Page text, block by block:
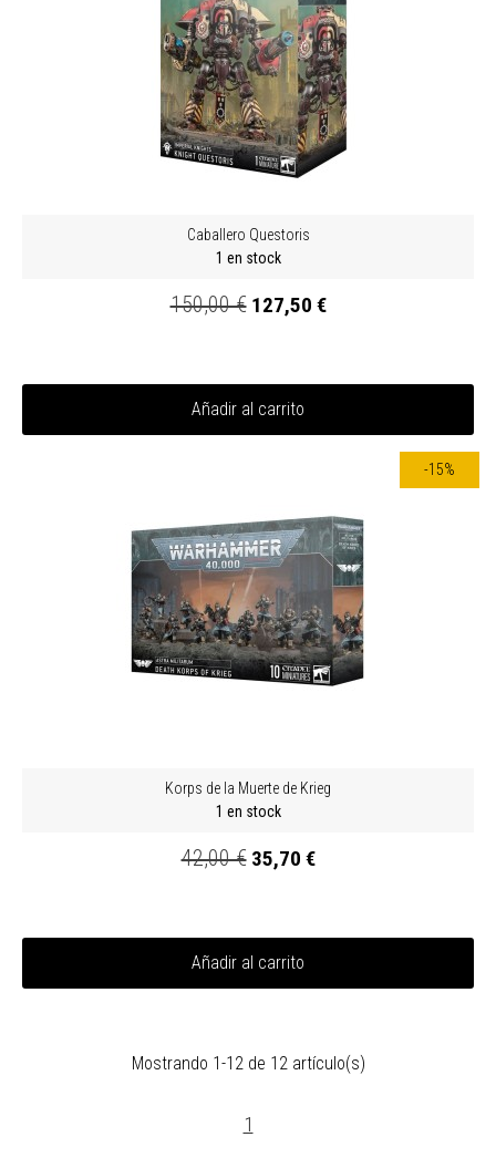
Caballero Questoris
1 en stock
150,00 € 127,50 €
Añadir al carrito
-15%
Korps de la Muerte de Krieg
1 en stock
42,00 € 35,70 €
Añadir al carrito
Mostrando 1-12 de 12 artículo(s)
1